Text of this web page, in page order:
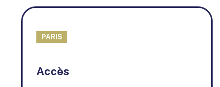
PARIS
−
Accès